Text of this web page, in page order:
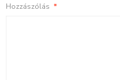
Hozzászólás *